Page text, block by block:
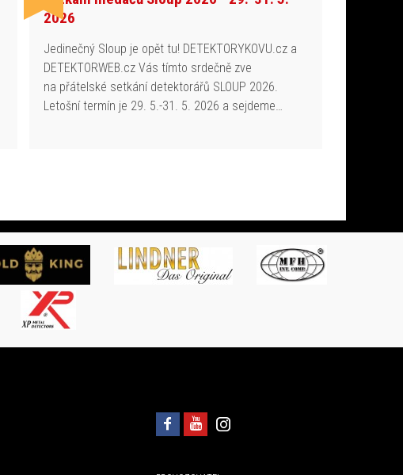
2026
Jedinečný Sloup je opět tu! DETEKTORYKOVU.cz a
DETEKTORWEB.cz Vás tímto srdečně zve
na přátelské setkání detektorářů SLOUP 2026.
Letošní termín je 29. 5.-31. 5. 2026 a sejdeme…